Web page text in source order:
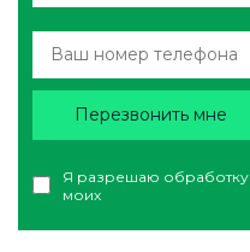
Я разрешаю обработку
моих
Перезвонить мне